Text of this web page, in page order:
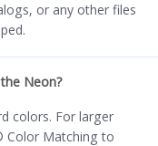
or any other files
Neon?
colors. For larger
Color Matching to